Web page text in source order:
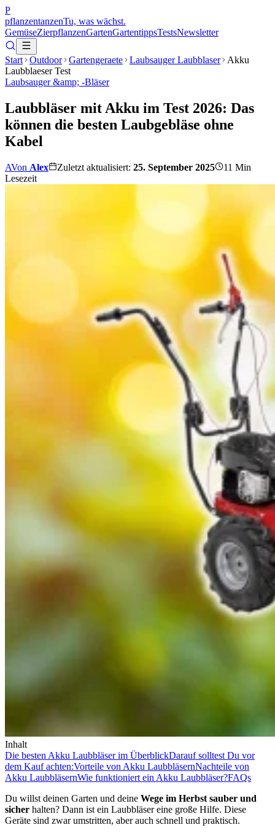
P
pflanzentanzenTu, was wächst.
GemüseZierpflanzenGartenGartentippsTestsNewsletter
Start Outdoor Gartengeraete Laubsauger Laubblaser
Akku
Laubblaeser Test
Laubsauger &amp; -Bläser
Laubbläser mit Akku im Test 2026: Das
können die besten Laubgebläse ohne
Kabel
AVon Alex Zuletzt aktualisiert: 25. September 2025 11 Min
Lesezeit
Inhalt
Die besten Akku Laubbläser im ÜberblickDarauf solltest Du vor
dem Kauf achten:Vorteile von Akku LaubbläsernNachteile von
Akku LaubbläsernWie funktioniert ein Akku Laubbläser?FAQs
Du willst deinen Garten und deine Wege im Herbst sauber und
sicher halten? Dann ist ein Laubbläser eine große Hilfe. Diese
Geräte sind zwar umstritten, aber auch schnell und praktisch.